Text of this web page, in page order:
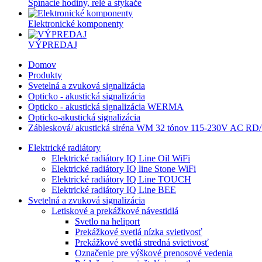
Spínacie hodiny, relé a stykače
Elektronické komponenty
VÝPREDAJ
Domov
Produkty
Svetelná a zvuková signalizácia
Opticko - akustická signalizácia
Opticko - akustická signalizácia WERMA
Opticko-akustická signalizácia
Záblesková/ akustická siréna WM 32 tónov 115-230V AC
Elektrické radiátory
Elektrické radiátory IQ Line Oil WiFi
Elektrické radiátory IQ line Stone WiFi
Elektrické radiátory IQ Line TOUCH
Elektrické radiátory IQ Line BEE
Svetelná a zvuková signalizácia
Letiskové a prekážkové návestidlá
Svetlo na heliport
Prekážkové svetlá nízka svietivosť
Prekážkové svetlá stredná svietivosť
Označenie pre výškové prenosové vedenia